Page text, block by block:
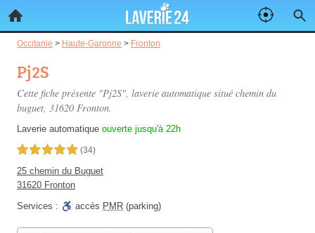
Occitanie > Haute-Garonne > Fronton
Pj2S
Cette fiche présente "Pj2S", laverie automatique situé chemin du
buguet, 31620 Fronton.
Laverie automatique ouverte jusqu'à 22h
5,0 étoiles sur 5 (34)
25 chemin du Buguet
31620 Fronton
Services :
accès PMR (parking)